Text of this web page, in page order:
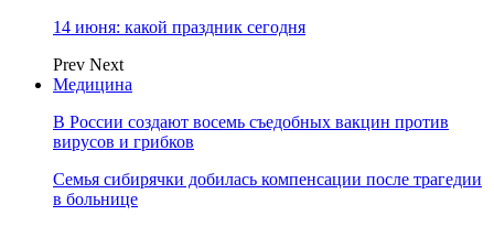
14 июня: какой праздник сегодня
Prev Next
Медицина
В России создают восемь съедобных вакцин против
вирусов и грибков
Семья сибирячки добилась компенсации после трагедии
в больнице